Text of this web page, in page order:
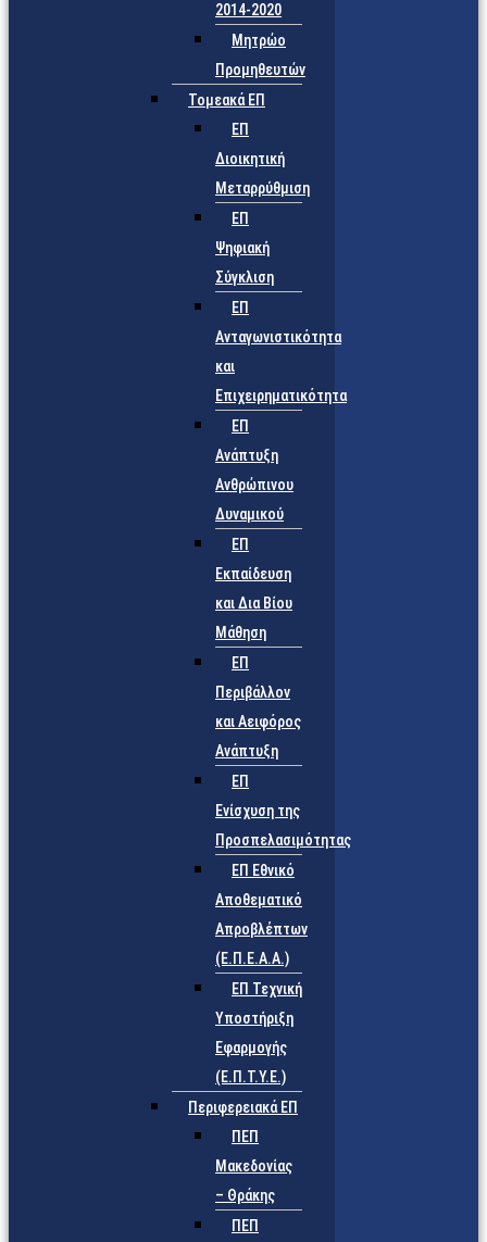
2014-2020
Μητρώο
Προμηθευτών
Τομεακά ΕΠ
ΕΠ
Διοικητική
Μεταρρύθμιση
ΕΠ
Ψηφιακή
Σύγκλιση
ΕΠ
Ανταγωνιστικότητα
και
Επιχειρηματικότητα
ΕΠ
Ανάπτυξη
Ανθρώπινου
Δυναμικού
ΕΠ
Εκπαίδευση
και Δια Βίου
Μάθηση
ΕΠ
Περιβάλλον
και Αειφόρος
Ανάπτυξη
ΕΠ
Ενίσχυση της
Προσπελασιμότητας
ΕΠ Εθνικό
Αποθεματικό
Απροβλέπτων
(Ε.Π.Ε.Α.Α.)
ΕΠ Τεχνική
Υποστήριξη
Εφαρμογής
(Ε.Π.Τ.Υ.Ε.)
Περιφερειακά ΕΠ
ΠΕΠ
Μακεδονίας
– Θράκης
ΠΕΠ